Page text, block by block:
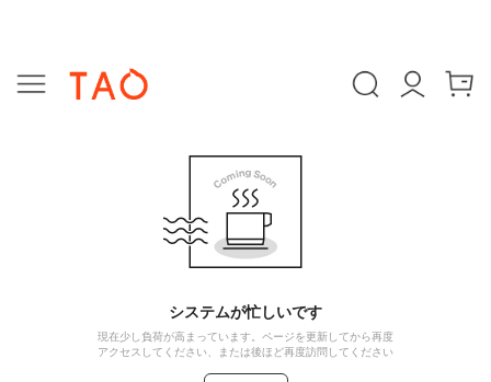
システムが忙しいです
現在少し負荷が高まっています。ページを更新してから再度
アクセスしてください、または後ほど再度訪問してください